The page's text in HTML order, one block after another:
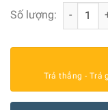
Số lượng: Tủ lạnh
Trả thẳng - Trả